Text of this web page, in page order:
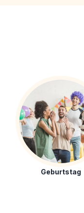
Geburtstag